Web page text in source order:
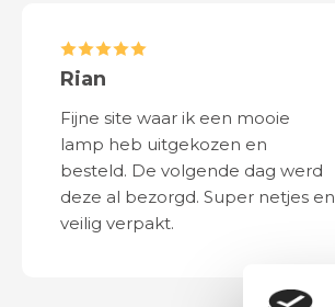
Rian
Fijne site waar ik een mooie
lamp heb uitgekozen en
besteld. De volgende dag werd
deze al bezorgd. Super netjes en
veilig verpakt.